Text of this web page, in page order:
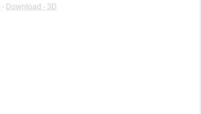
- Download - 3D